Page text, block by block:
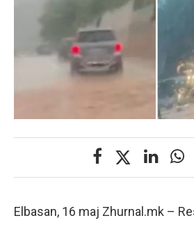
Elbasan, 16 maj Zhurnal.mk –